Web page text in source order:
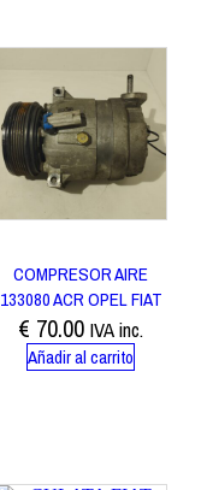
COMPRESOR AIRE
133080 ACR OPEL FIAT
€ 70.00 IVA inc.
Añadir al carrito